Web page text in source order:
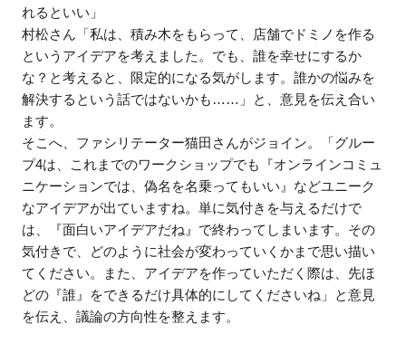
れるといい」
村松さん「私は、積み木をもらって、店舗でドミノを作る
というアイデアを考えました。でも、誰を幸せにするか
な？と考えると、限定的になる気がします。誰かの悩みを
解決するという話ではないかも……」と、意見を伝え合い
ます。
そこへ、ファシリテーター猫田さんがジョイン。「グルー
プ4は、これまでのワークショップでも『オンラインコミュ
ニケーションでは、偽名を名乗ってもいい』などユニーク
なアイデアが出ていますね。単に気付きを与えるだけで
は、『面白いアイデアだね』で終わってしまいます。その
気付きで、どのように社会が変わっていくかまで思い描い
てください。また、アイデアを作っていただく際は、先ほ
どの『誰』をできるだけ具体的にしてくださいね」と意見
を伝え、議論の方向性を整えます。